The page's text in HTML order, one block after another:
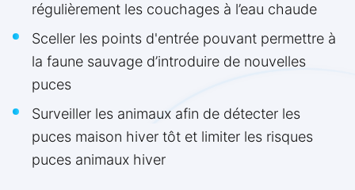
régulièrement les couchages à l’eau chaude
Sceller les points d'entrée pouvant permettre à
la faune sauvage d’introduire de nouvelles
puces
Surveiller les animaux afin de détecter les
puces maison hiver tôt et limiter les risques
puces animaux hiver